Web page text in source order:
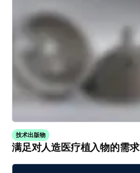
技术出版物
满足对人造医疗植入物的需求